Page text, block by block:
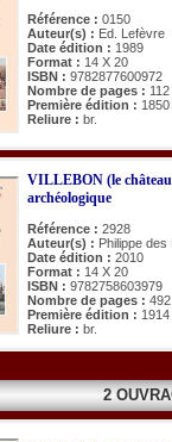
Référence : 0150
Auteur(s) : Ed. Lefèvre
Date édition : 1989
Format : 14 X 20
ISBN : 9782877600972
Nombre de pages : 112
Première édition : 1850
Reliure : br.
VILLEBON (le
archéologique
Référence : 2928
Auteur(s) : Philippe des
Date édition : 2010
Format : 14 X 20
ISBN : 9782758603979
Nombre de pages : 492
Première édition : 1914
Reliure : br.
2